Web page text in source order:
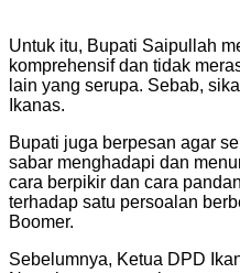
Untuk itu, Bupati Saipullah
komprehensif dan tidak
lain yang serupa. Sebab,
Ikanas.
Bupati juga berpesan agar
sabar menghadapi dan
cara berpikir dan cara
terhadap satu persoalan
Boomer.
Sebelumnya, Ketua DPD